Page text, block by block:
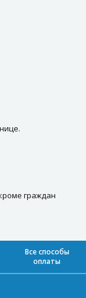
граждан
Все способы
оплаты